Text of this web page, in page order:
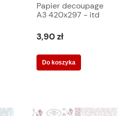
Papier decoupage
A3 420x297 - itd
3,90 zł
Do koszyka